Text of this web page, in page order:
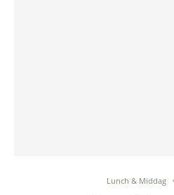
Lunch & Middag